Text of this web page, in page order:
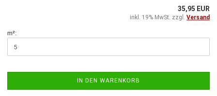
35,95 EUR
inkl. 19% MwSt. zzgl. Versand
m²:
IN DEN WARENKORB